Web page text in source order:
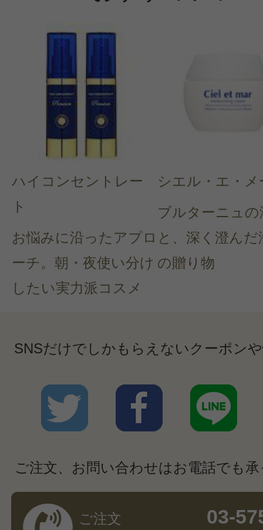
ハイコンセントレー
ト
お悩みに沿ったアプロ
ーチ。朝・夜使い分け
したい実力派コスメ
シエル・エ・メ
ブルターニュの
と、深く澄んだ
の贈り物
SNSだけでしかもらえないクーポン
ご注文、お問い合わせはお電話でも
ご注文
03-